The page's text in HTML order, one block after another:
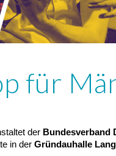
für
der Bundesverband
in derGründauhalle